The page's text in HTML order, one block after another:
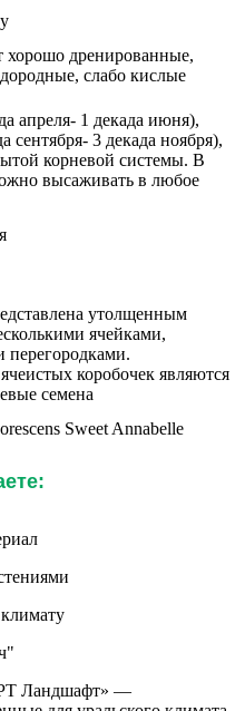
хорошо дренированные,
слабо кислые
апреля- 1 декада июня),
сентября- 3 декада ноября),
корневой системы. В
высаживать в любое
утолщенным
ячейками,
перегородками.
коробочек являются
семена
Sweet Annabelle
Ландшафт» —